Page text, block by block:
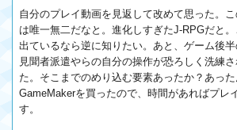
自分のプレイ動画を見返して改めて思った。
は唯一無二だなと。進化しすぎたJ-RPGだと
出ているなら逆に知りたい。あと、ゲーム後
見聞者派遣やらの自分の操作が恐ろしく洗練
た。そこまでのめり込む要素あったか？あった
GameMakerを買ったので、時間があればプレ
す。